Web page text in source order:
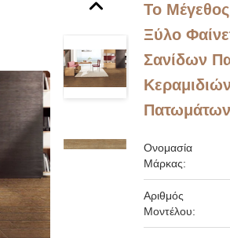
Το
Ξύλο
Σανίδων
Πατωμάτων
Ονομασία
Μάρκας:
Αριθμός
Μοντέλου: